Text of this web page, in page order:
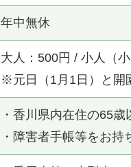
年中無休
大人：500円 / 小人（
※元日（1月1日）と開
・香川県内在住の65歳
・障害者手帳等をお